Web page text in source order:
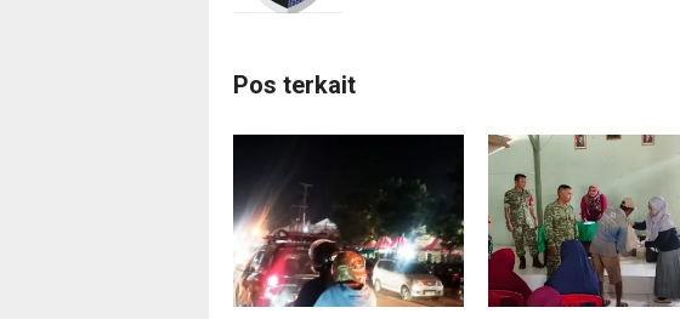
Pos terkait